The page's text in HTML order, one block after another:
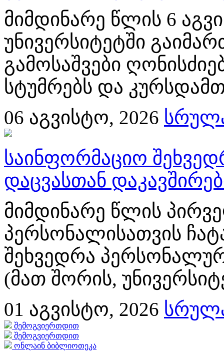
მიმდინარე წლის 6
უნივერსიტეტში
გამოსაშვები
სტუმრებს და
06 აგვისტო, 2026
საინფორმაციო
დაცვასთან
მიმდინარე წლის
პერსონალისათვის
შეხვედრა
(მათ შორის,
01 აგვისტო, 2026
შემოგვიერთდით
შემოგვიერთდით
ონლაინ ბიბლიოთეკა